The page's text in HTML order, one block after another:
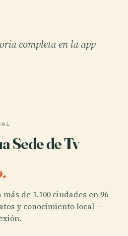
completa en la app
Sede de Tv
de 1.100 ciudades en 96
y conocimiento local —